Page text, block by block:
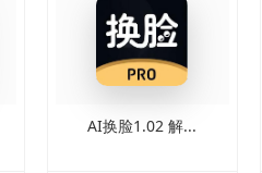
AI换脸1.02 解...